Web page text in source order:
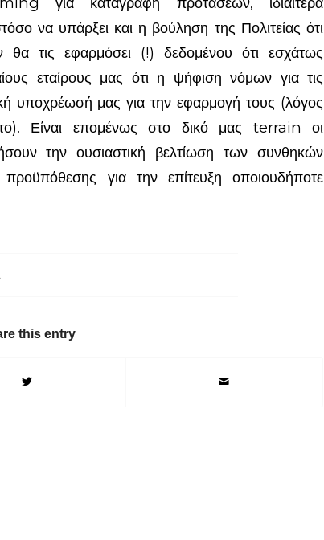
να υπάρξει και η βούληση της Πολιτείας ότι
θα τις εφαρμόσει (!) δεδομένου ότι εσχάτως
εταίρους μας ότι η ψήφιση νόμων για τις
υποχρέωσή μας για την εφαρμογή τους (λόγος
Είναι επομένως στο δικό μας terrain οι
την ουσιαστική βελτίωση των συνθηκών
για την επίτευξη οποιουδήποτε
this entry